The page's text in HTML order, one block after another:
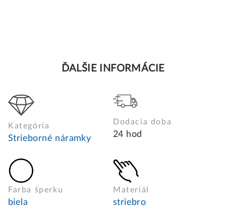
ĎALŠIE INFORMÁCIE
Kategória
Strieborné náramky
Dodacia doba
24 hod
Farba šperku
biela
Materiál
striebro